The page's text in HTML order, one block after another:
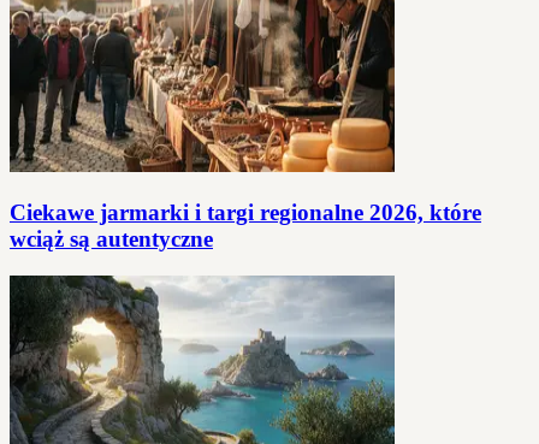
Ciekawe jarmarki i targi regionalne 2026, które
wciąż są autentyczne